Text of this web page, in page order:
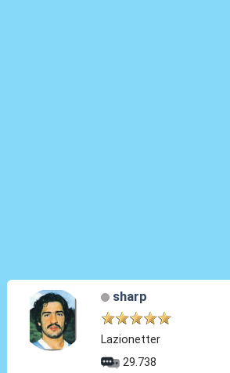
sharp
Lazionetter
29.738